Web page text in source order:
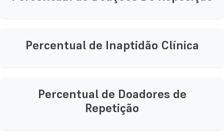
Percentual de Inaptidão Clínica
Percentual de Doadores de
Repetição